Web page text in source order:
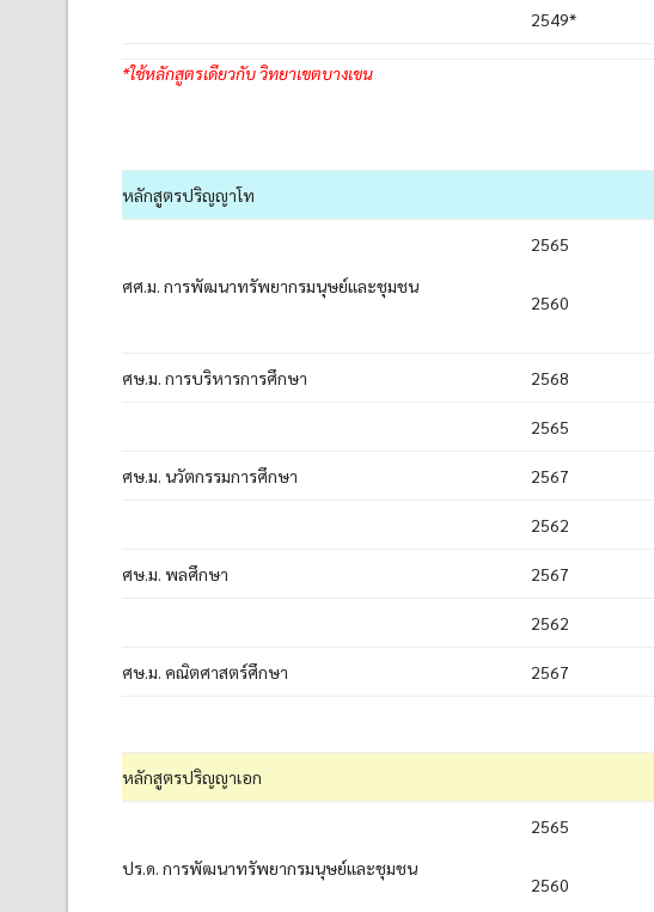
2549*
*ใช้หลักสูตรเดียวกับ วิทยาเขตบางเขน
หลักสูตรปริญญาโท
ศศ.ม. การพัฒนาทรัพยากรมนุษย์และชุมชน
2565
2560
ศษ.ม. การบริหารการศึกษา 2568
2565
ศษ.ม. นวัตกรรมการศึกษา 2567
2562
ศษ.ม. พลศึกษา 2567
2562
ศษ.ม. คณิตศาสตร์ศึกษา 2567
หลักสูตรปริญญาเอก
ปร.ด. การพัฒนาทรัพยากรมนุษย์และชุมชน
2565
2560